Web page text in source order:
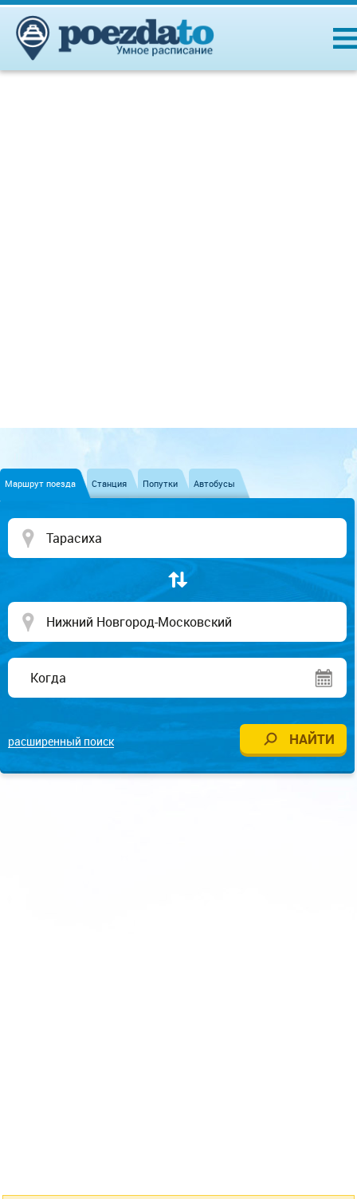
Маршрут поезда Станция Попутки Автобусы
расширенный поиск